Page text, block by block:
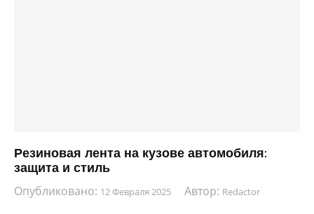
Резиновая лента на кузове автомобиля:
защита и стиль
Опубликовано: 12 Февраля 2025 Автор: Redactor